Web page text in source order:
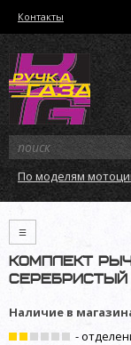
Контакты
По моделям
≡
Комплект
серебристый
Наличие в
-